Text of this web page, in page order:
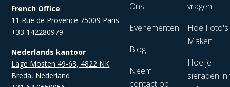
French Office
11 Rue de Provence 75009 Paris
+33 142280979
Nederlands kantoor
Lage Mosten 49-63, 4822 NK
Breda, Nederland
Ons
Evenementen
Blog
Neem
contact op
vragen
Hoe
Maken
Hoe je
sieraden in